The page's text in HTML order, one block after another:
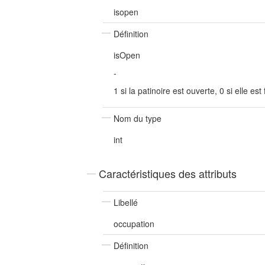
isopen
Définition
isOpen
-
1 si la patinoire est ouverte, 0 si elle est
Nom du type
int
Caractéristiques des attributs
Libellé
occupation
Définition